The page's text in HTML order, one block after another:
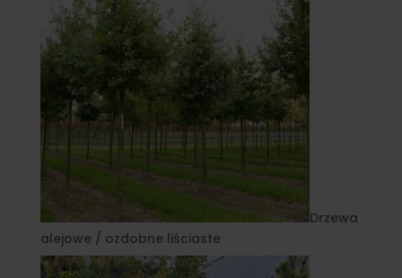
Drzewa
alejowe / ozdobne liściaste